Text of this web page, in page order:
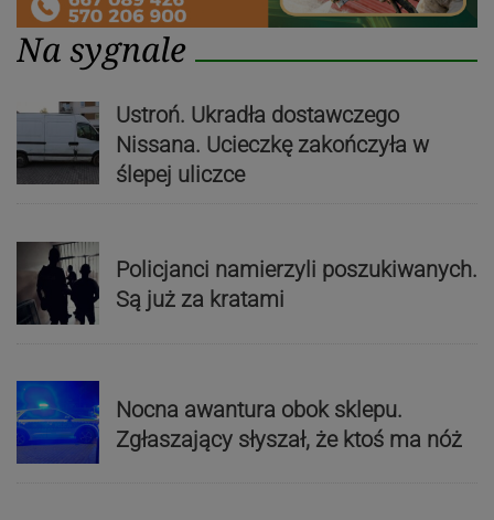
Na sygnale
Ustroń. Ukradła dostawczego
Nissana. Ucieczkę zakończyła w
ślepej uliczce
Policjanci namierzyli poszukiwanych.
Są już za kratami
Nocna awantura obok sklepu.
Zgłaszający słyszał, że ktoś ma nóż